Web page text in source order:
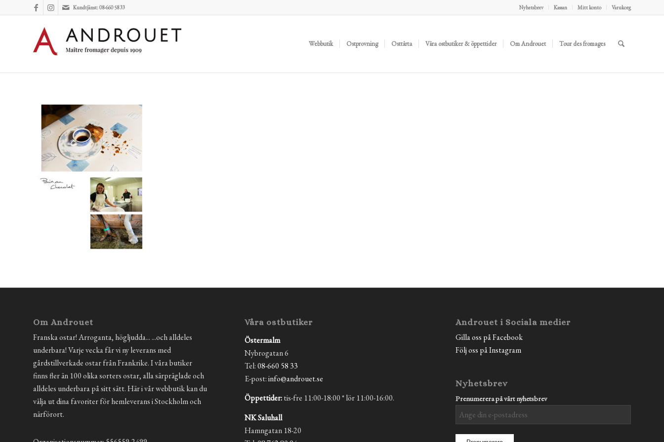
Nyhetsbrev Kassan Mitt konto Varukorg
Kundtjänst: 08-660 58 33
Webbutik Ostprovning Osttårta Våra ostbutiker & öppettider Om Androuet Tour des fromages
Om Androuet
Franska ostar! Arroganta, högljudda... ...och alldeles
underbara! Varje vecka får vi ny leverans med
gårdstillverkade ostar från Frankrike. I våra butiker
finns fler än 100 olika sorters ostar, alla särpräglade och
alldeles underbara på sitt sätt. Här i vår webbutik kan du
välja ut dina favoriter för hemleverans i Stockholm och
närförort.
Våra ostbutiker
Östermalm
Nybrogatan 6
Tel:08-660 58 33
E-post:info@androuet.se
Öppettider:tis-fre 11:00-18:00 * lör 11:00-16:00.
NK Saluhall
Hamngatan 18-20
Androuet i Sociala medier
Gilla oss på Facebook
Följ oss på Instagram
Nyhetsbrev
Prenumerera på vårt nyhetsbrev